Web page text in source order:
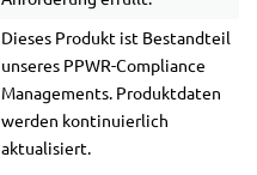
Dieses Produkt ist Bestandteil
unseres PPWR-Compliance
Managements. Produktdaten
werden kontinuierlich
aktualisiert.